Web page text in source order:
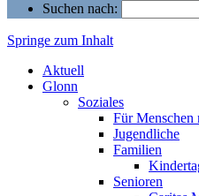
Suchen nach:
Markt Glonn
Springe zum Inhalt
Aktuell
Glonn
Soziales
Für Menschen
Jugendliche
Familien
Senioren